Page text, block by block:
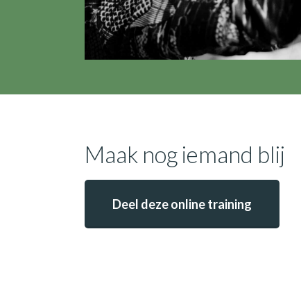
Maak nog iemand blij
Deel deze online training